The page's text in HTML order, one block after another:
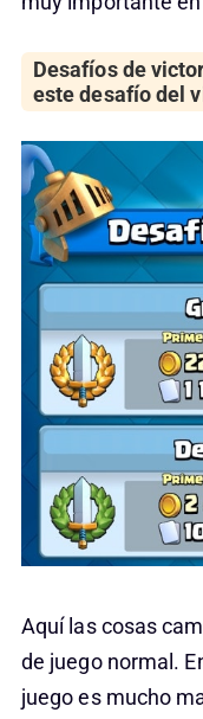
Desafíos de
este desafío del
Aquí las cosas
de juego normal.
juego es mucho